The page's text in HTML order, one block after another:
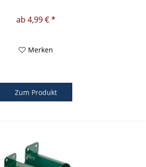
ab 4,99 € *
Merken
Zum Produkt